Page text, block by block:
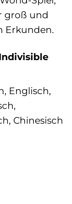
groß und
Erkunden.
Englisch,
Chinesisch